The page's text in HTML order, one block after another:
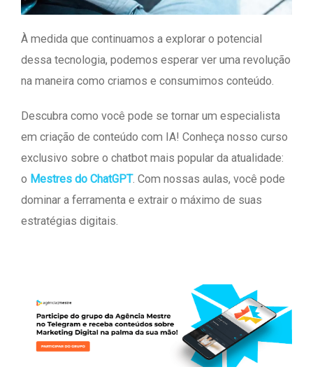
À medida que continuamos a explorar o potencial
dessa tecnologia, podemos esperar ver uma revolução
na maneira como criamos e consumimos conteúdo.
Descubra como você pode se tornar um especialista
em criação de conteúdo com IA! Conheça nosso curso
exclusivo sobre o chatbot mais popular da atualidade:
o Mestres do ChatGPT. Com nossas aulas, você pode
dominar a ferramenta e extrair o máximo de suas
estratégias digitais.